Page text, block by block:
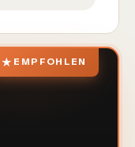
★ EMPFOHLEN